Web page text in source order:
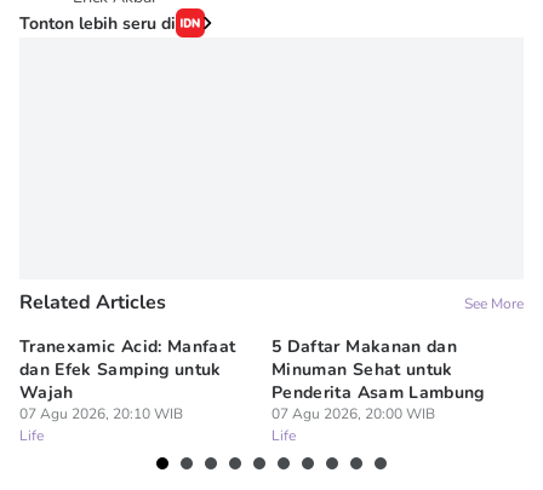
Tonton lebih seru di
Related Articles See More
Tranexamic Acid: Manfaat
dan Efek Samping untuk
Wajah
07 Agu 2026, 20:10 WIB
Life
5 Daftar Makanan dan
Minuman Sehat untuk
Penderita Asam Lambung
07 Agu 2026, 20:00 WIB
Life